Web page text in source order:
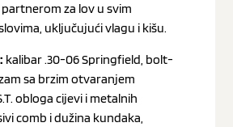
partnerom za lov u svim
uključujući vlagu i kišu.
kalibar .30-06 Springfield, bolt-
sa brzim otvaranjem
obloga cijevi i metalnih
comb i dužina kundaka,